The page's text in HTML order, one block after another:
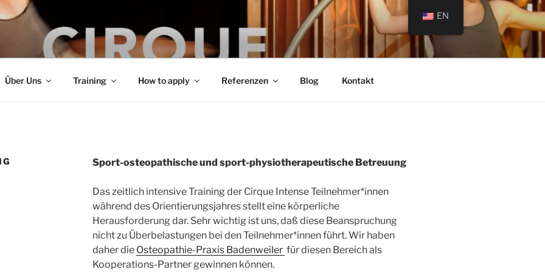
für Zirkus-Artistik
Über Uns Training How to apply Referenzen Blog Kontakt
Sport-osteopathische und sport-physiotherapeutische Betreuung
Das zeitlich intensive Training der Cirque Intense Teilnehmer*innen
während des Orientierungsjahres stellt eine körperliche
Herausforderung dar. Sehr wichtig ist uns, daß diese Beanspruchung
nicht zu Überbelastungen bei den Teilnehmer*innen führt. Wir haben
daher die Osteopathie-Praxis Badenweiler für diesen Bereich als
Kooperations-Partner gewinnen können.
EN